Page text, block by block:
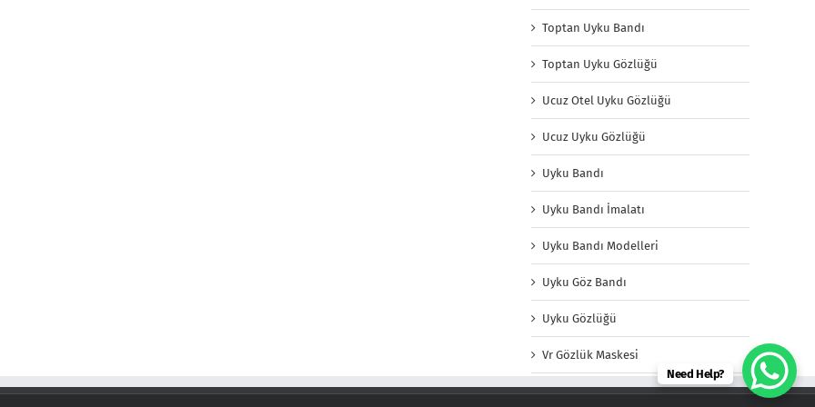
Toptan Uyku Bandı
Toptan Uyku Gözlüğü
Ucuz Otel Uyku Gözlüğü
Ucuz Uyku Gözlüğü
Uyku Bandı
Uyku Bandı İmalatı
Uyku Bandı Modelleri
Uyku Göz Bandı
Uyku Gözlüğü
Vr Gözlük Maskesi
Need Help?